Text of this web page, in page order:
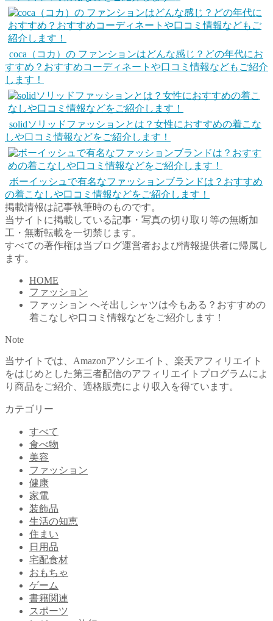
coca（コカ）の ファンションはどんな感じ？どの年代にお
すすめ？おすすめコーディネートや口コミ情報などもご紹介
します！
solidソリッドファッションとは？女性におすすめの着こな
しや口コミ情報などをご紹介します！
ボーイッシュで有名なファッションブランドは？おすすめ
の着こなしや口コミ情報などをご紹介します！
掲載情報は記事執筆時のものです。
当サイトに掲載している記事・写真の切り取り等の無断加
工・無断転載を一切禁じます。
すべての著作権は当ブログ運営者および情報提供者に帰属し
ます。
HOME
ファッション
ファッション へそ出しシャツは今もある？おすすめの
着こなしや口コミ情報などをご紹介します！
Note
当サイトでは、Amazonアソシエイト、楽天アフィリエイト
をはじめとした第三者配信のアフィリエイトプログラムによ
り商品をご紹介、適格販売により収入を得ています。
カテゴリー
すべて
食べ物
美容
ファッション
健康
家電
装飾品
生活の知恵
住まい
日用品
宅配食材
おもちゃ
ゲーム
書籍関連
スポーツ